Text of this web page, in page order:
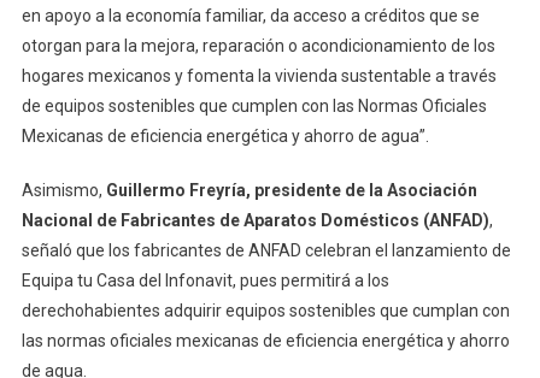
en apoyo a la economía familiar, da acceso a créditos que se
otorgan para la mejora, reparación o acondicionamiento de los
hogares mexicanos y fomenta la vivienda sustentable a través
de equipos sostenibles que cumplen con las Normas Oficiales
Mexicanas de eficiencia energética y ahorro de agua”.
Asimismo, Guillermo Freyría, presidente de la Asociación
Nacional de Fabricantes de Aparatos Domésticos (ANFAD),
señaló que los fabricantes de ANFAD celebran el lanzamiento de
Equipa tu Casa del Infonavit, pues permitirá a los
derechohabientes adquirir equipos sostenibles que cumplan con
las normas oficiales mexicanas de eficiencia energética y ahorro
de agua.